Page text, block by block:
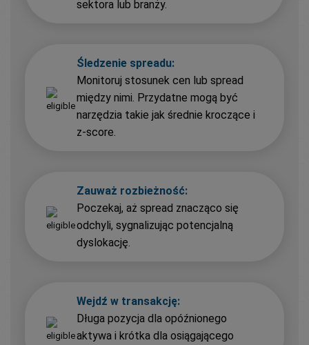
sektora lub branży.
Śledzenie spreadu:
Monitoruj stosunek cen lub spread
między nimi. Przydatne mogą być
narzędzia takie jak średnie kroczące i
z-score.
Zauważ rozbieżność:
Poczekaj, aż spread znacząco się
odchyli, sygnalizując potencjalną
dyslokację.
Wejdź w transakcję:
Długa pozycja dla opóźnionego
aktywa i krótka dla osiągającego